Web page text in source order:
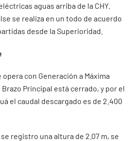
aguas arriba de la CHY.
se realiza en un todo de acuerdo
desde la Superioridad.
opera con Generación a Máxima
Principal está cerrado, y por el
el caudal descargado es de 2.400
registro una altura de 2.07 m, se